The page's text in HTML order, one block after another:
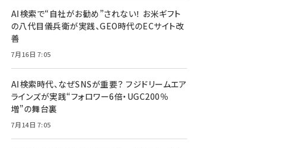
AI検索で“自社がお勧め”されない！ お米ギフト
の八代目儀兵衛が実践、GEO時代のECサイト改
善
7月16日 7:05
AI検索時代、なぜSNSが重要？ フジドリームエア
ラインズが実践“フォロワー6倍・UGC200％
増”の舞台裏
7月14日 7:05